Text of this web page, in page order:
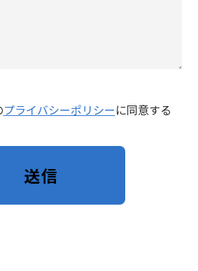
プライバシーポリシーに同意する